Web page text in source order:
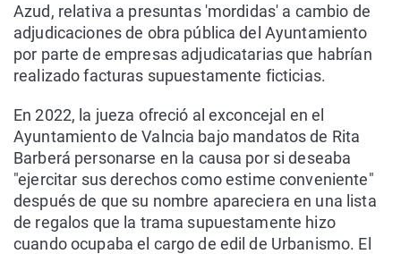
Azud, relativa a presuntas 'mordidas' a cambio de
adjudicaciones de obra pública del Ayuntamiento
por parte de empresas adjudicatarias que habrían
realizado facturas supuestamente ficticias.
En 2022, la jueza ofreció al exconcejal en el
Ayuntamiento de Valncia bajo mandatos de Rita
Barberá personarse en la causa por si deseaba
"ejercitar sus derechos como estime conveniente"
después de que su nombre apareciera en una lista
de regalos que la trama supuestamente hizo
cuando ocupaba el cargo de edil de Urbanismo. El